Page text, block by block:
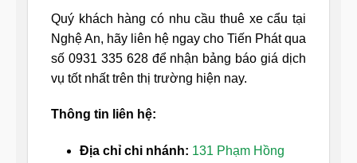
Quý khách hàng có nhu cầu thuê xe cẩu tại
Nghệ An, hãy liên hệ ngay cho Tiến Phát qua
số 0931 335 628 để nhận bảng báo giá dịch
vụ tốt nhất trên thị trường hiện nay.
Thông tin liên hệ:
Địa chỉ chi nhánh: 131 Phạm Hồng